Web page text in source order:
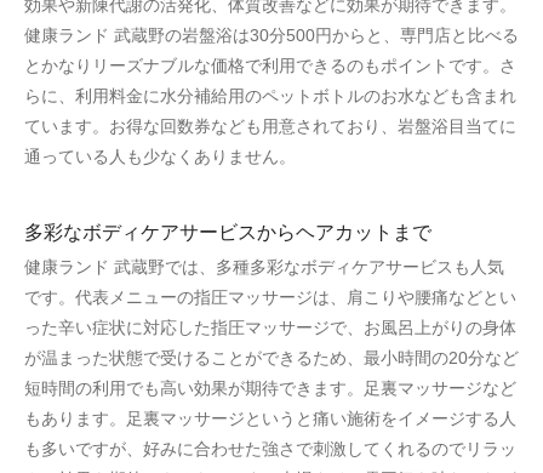
効果や新陳代謝の活発化、体質改善などに効果が期待できます。
健康ランド 武蔵野の岩盤浴は30分500円からと、専門店と比べる
とかなりリーズナブルな価格で利用できるのもポイントです。さ
らに、利用料金に水分補給用のペットボトルのお水なども含まれ
ています。お得な回数券なども用意されており、岩盤浴目当てに
通っている人も少なくありません。
多彩なボディケアサービスからヘアカットまで
健康ランド 武蔵野では、多種多彩なボディケアサービスも人気
です。代表メニューの指圧マッサージは、肩こりや腰痛などとい
った辛い症状に対応した指圧マッサージで、お風呂上がりの身体
が温まった状態で受けることができるため、最小時間の20分など
短時間の利用でも高い効果が期待できます。足裏マッサージなど
もあります。足裏マッサージというと痛い施術をイメージする人
も多いですが、好みに合わせた強さで刺激してくれるのでリラッ